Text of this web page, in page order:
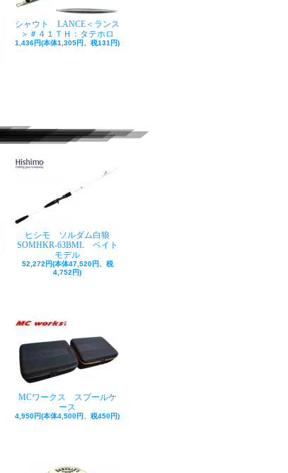
シャウト LANCE＜ランス
＞＃４１ＴＨ：タテホロ
1,436円(本体1,305円、税131円)
ヒシモ ソルダム白狼
SOMHKR-63BML ベイト
モデル
52,272円(本体47,520円、税
4,752円)
MCワークス スプールケ
ース
4,950円(本体4,500円、税450円)